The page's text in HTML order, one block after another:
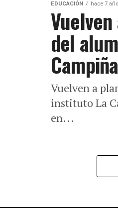
EDUCACIÓN hace 7
del
Campiña
Vuelven a
instituto La
en...